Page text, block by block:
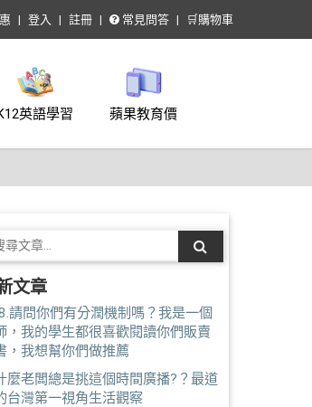
登入 註冊 常見問答 🛒購物車
英語學習 蘋果教育價
文章
請問你們有分潤機制嗎？我是一個
，我的學生都很喜歡閱讀你們販賣
，我想幫你們做推薦
麼老闆總是挑這個時間廣播?？最道
台灣第一視角生活觀察